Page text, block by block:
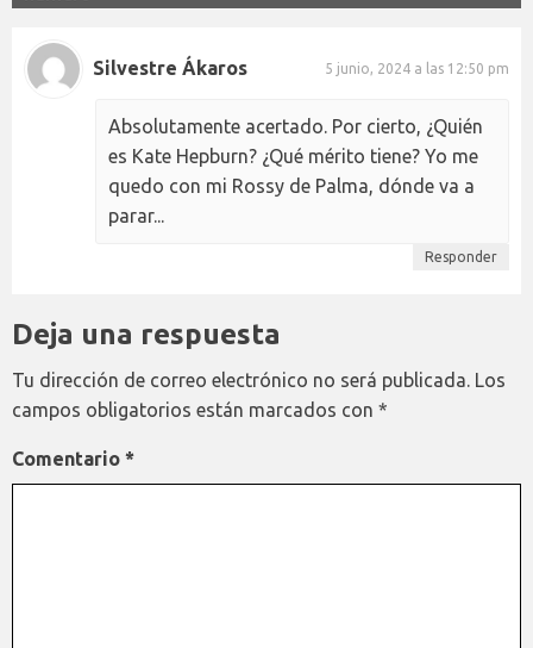
Silvestre Ákaros 5 junio, 2024 a las 12:50 pm
Absolutamente acertado. Por cierto, ¿Quién
es Kate Hepburn? ¿Qué mérito tiene? Yo me
quedo con mi Rossy de Palma, dónde va a
parar...
Responder
Deja una respuesta
Tu dirección de correo electrónico no será publicada. Los
campos obligatorios están marcados con *
Comentario *